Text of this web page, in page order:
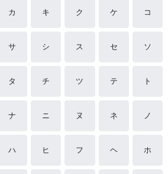
カ キ ク ケ コ
サ シ ス セ ソ
タ チ ツ テ ト
ナ ニ ヌ ネ ノ
ハ ヒ フ ヘ ホ